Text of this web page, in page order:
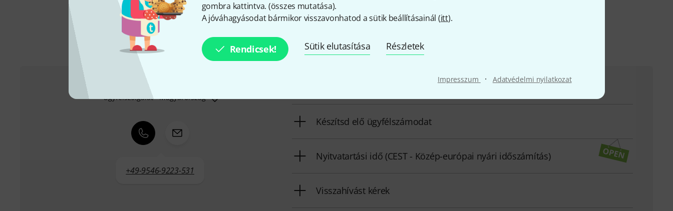
gombra kattintva. (összes mutatása).
A jóváhagyásodat bármikor visszavonhatod a sütik beállításainál (itt).
Rendicsek! Sütik elutasítása Részletek
Impresszum · Adatvédelmi nyilatkozat
Így érhetsz el minket
Ügyfélszolgálat - Magyarország
+49-9546-9223-531
Készítsd elő ügyfélszámodat
Nyitvatartási idő (CEST - Közép-európai nyári időszámítás)
Visszahívást kérek